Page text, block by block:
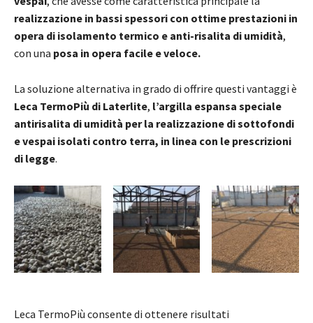
realizzazione in bassi spessori con ottime prestazioni in
opera di isolamento termico e anti-risalita di umidità,
con una posa in opera facile e veloce.
La soluzione alternativa in grado di offrire questi vantaggi è
Leca TermoPiù di Laterlite, l’argilla espansa speciale
antirisalita di umidità per la realizzazione di sottofondi
e vespai isolati contro terra, in linea con le prescrizioni
di legge.
Leca TermoPiù consente di ottenere risultati